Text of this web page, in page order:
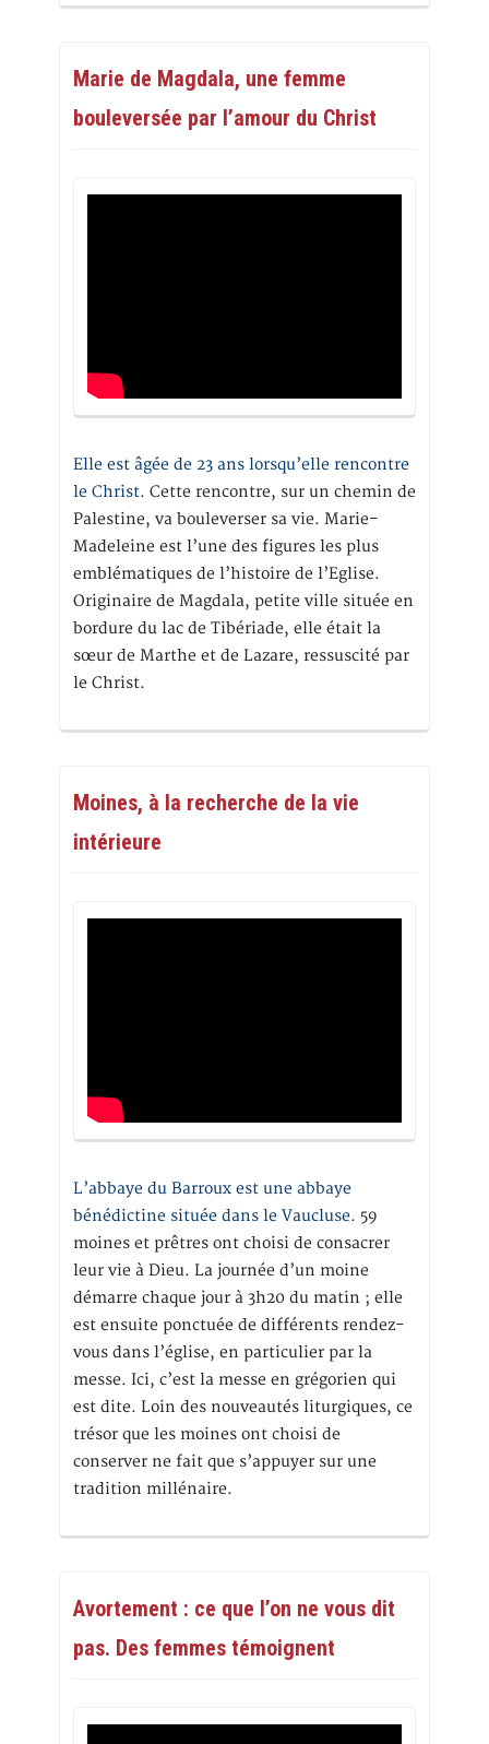
Marie de Magdala, une femme
bouleversée par l’amour du Christ
Elle est âgée de 23 ans lorsqu’elle rencontre
le Christ. Cette rencontre, sur un chemin de
Palestine, va bouleverser sa vie. Marie-
Madeleine est l’une des figures les plus
emblématiques de l’histoire de l’Eglise.
Originaire de Magdala, petite ville située en
bordure du lac de Tibériade, elle était la
sœur de Marthe et de Lazare, ressuscité par
le Christ.
Moines, à la recherche de la vie
intérieure
L’abbaye du Barroux est une abbaye
bénédictine située dans le Vaucluse. 59
moines et prêtres ont choisi de consacrer
leur vie à Dieu. La journée d’un moine
démarre chaque jour à 3h20 du matin ; elle
est ensuite ponctuée de différents rendez-
vous dans l’église, en particulier par la
messe. Ici, c’est la messe en grégorien qui
est dite. Loin des nouveautés liturgiques, ce
trésor que les moines ont choisi de
conserver ne fait que s’appuyer sur une
tradition millénaire.
Avortement : ce que l’on ne vous dit
pas. Des femmes témoignent